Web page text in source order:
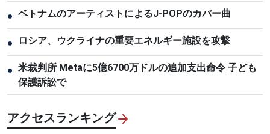
● ベトナムのアーティストによるJ-POPのカバー曲
● ロシア、ウクライナの重要エネルギー施設を攻撃
● 米裁判所 Metaに5億6700万ドルの追加支出命令 子ども
保護訴訟で
アクセスランキング